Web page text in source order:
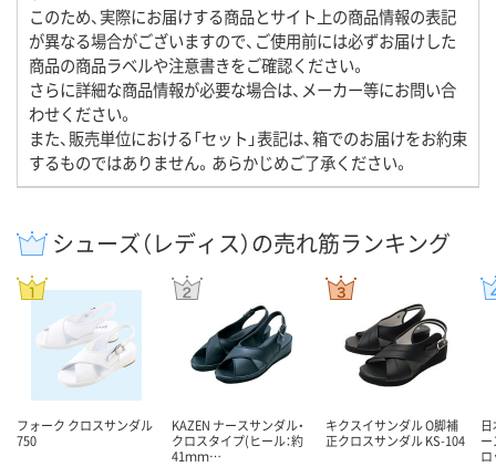
このため、実際にお届けする商品とサイト上の商品情報の表記
が異なる場合がございますので、ご使用前には必ずお届けした
商品の商品ラベルや注意書きをご確認ください。
さらに詳細な商品情報が必要な場合は、メーカー等にお問い合
わせください。
また、販売単位における「セット」表記は、箱でのお届けをお約束
するものではありません。あらかじめご了承ください。
シューズ（レディス）の売れ筋ランキング
フォーク クロスサンダル
750
KAZEN ナースサンダル・
クロスタイプ(ヒール：約
41ｍｍ…
キクスイサンダル O脚補
正クロスサンダル KS-104